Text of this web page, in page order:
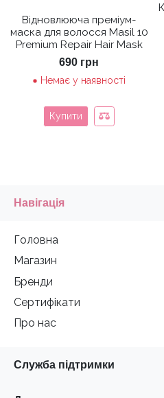
Відновлююча преміум-
маска для волосся Masil 10
Premium Repair Hair Mask
690 грн
Немає у наявності
Купити
Навігація
Головна
Магазин
Бренди
Сертифікати
Про нас
Служба підтримки